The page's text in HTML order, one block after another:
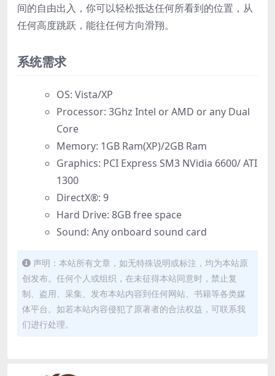
间的自由出入，你可以轻松抵达任何所看到的位置，从
任何高度跳跃，能往任何方向滑翔。
系统需求
OS: Vista/XP
Processor: 3Ghz Intel or AMD or any Dual
Core
Memory: 1GB Ram(XP)/2GB Ram
Graphics: PCI Express SM3 NVidia 6600/ ATI
1300
DirectX®: 9
Hard Drive: 8GB free space
Sound: Any onboard sound card
声明：本站所有文章，如无特殊说明或标注，均为本站原
创发布。任何个人或组织，在未征得本站同意时，禁止复
制、盗用、采集、发布本站内容到任何网站、书籍等各类媒
体平台。如若本站内容侵犯了原著者的合法权益，可联系我
们进行处理。